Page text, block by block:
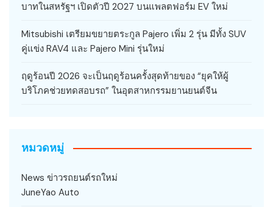
บาทในสหรัฐฯ เปิดตัวปี 2027 บนแพลตฟอร์ม EV ใหม่
Mitsubishi เตรียมขยายตระกูล Pajero เพิ่ม 2 รุ่น มีทั้ง SUV
คู่แข่ง RAV4 และ Pajero Mini รุ่นใหม่
ฤดูร้อนปี 2026 จะเป็นฤดูร้อนครั้งสุดท้ายของ “ยุคให้ผู้
บริโภคช่วยทดสอบรถ” ในอุตสาหกรรมยานยนต์จีน
หมวดหมู่
News ข่าวรถยนต์รถใหม่
JuneYao Auto